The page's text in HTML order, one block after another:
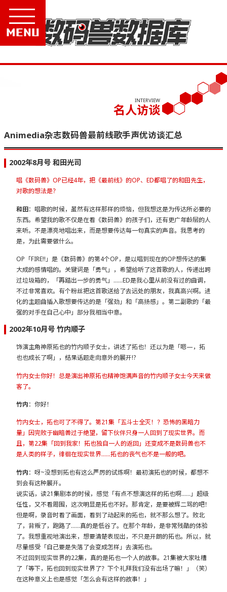
INTERVIEW
名人访谈
Animedia杂志数码兽最前线歌手声优访谈汇总
2002年8月号 和田光司
唱《数码兽》OP已经4年，把《最前线》的OP、ED都唱了的和田先生，
对歌的想法是？
和田：唱歌的时候，虽然有这样那样的烦恼，但我想这是为传达所必要的
东西。希望我的歌不仅是在看《数码兽》的孩子们，还有更广年龄层的人
来听。不是漂亮地唱出来，而是想要传达每一句真实的声音。我思考的
是，为此需要做什么。
OP「FIRE!!」是《数码兽》的第4个OP，是以唱到现在的OP想传达的集
大成的感情唱的。关键词是「勇气」，希望给听了这首歌的人，传递出跨
过垃圾箱的，「再踏出一步的勇气」……ED是我心里从前没有过的曲调，
不过非常喜欢。有个粉丝把这首歌送给了去远处的朋友，我真高兴啊。进
化的主题曲插入歌想要传达的是「强劲」和「高扬感」。第二副歌的「最
强的对手在自己心中」部分我相当中意。
2002年10月号 竹内顺子
饰演主角神原拓也的竹内顺子女士，讲述了拓也！还以为是「嗯—，拓
也也成长了啊」，结果话题走向意外的展开!?
竹内女士你好！总是演出神原拓也精神饱满声音的竹内顺子女士今天来做
客了。
竹内：你好！
竹内女士，拓也可了不得了。第21集「五斗士全灭！？恐怖的黑暗力
量」因完败于幽暗兽过于绝望，留下伙伴只身一人回到了现实世界。而
且，第22集「回到我家！拓也独自一人的返回」还变成不是数码兽也不
是人类的样子，徘徊在现实世界……拓也的丧气也不是一般的吧。
竹内：呀~没想到拓也有这么严厉的试炼啊！最初演拓也的时候，都想不
到会有这种展开。
说实话，读21集剧本的时候，感觉「有点不想演这样的拓也啊……」超级
任性，又不看周围，这次明显是拓也不好。那肯定，是要被辉二骂的吧！
但是啊，录音时看了画面，看到了动起来的拓也，就不那么想了。败北
了，背叛了，跑路了……真的是低谷了。在那个年龄，是非常残酷的体验
了。我想重视地演出来，想要清楚表现出，不只是开朗的拓也。所以，就
尽量感受「自己要是失落了会变成怎样」去演拓也。
不过回到现实世界的22集，真的是拓也一个人的故事。21集被大家吐槽
了「等下，拓也回到现实世界了？下个礼拜我们没有出场了嘛！」（笑）
在这种意义上也是感觉「怎么会有这样的故事！」